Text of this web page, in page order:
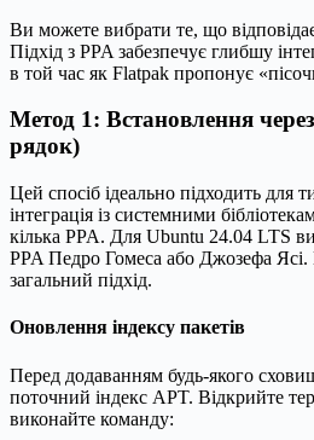
Ви можете вибрати те, що
Підхід з PPA забезпечує глибшу
в той час як Flatpak пропонує
Метод 1: Встановлення
рядок)
Цей спосіб ідеально підходить для
інтеграція із системними
кілька PPA. Для Ubuntu 24.04 LTS
PPA Педро Гомеса або Джозефа
загальний підхід.
Оновлення індексу пакетів
Перед додаванням будь-якого
поточний індекс APT. Відкрийте
виконайте команду: